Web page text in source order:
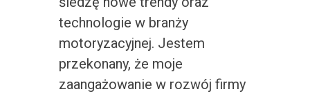
technologie w branży
motoryzacyjnej. Jestem
przekonany, że moje
zaangażowanie w rozwój firmy